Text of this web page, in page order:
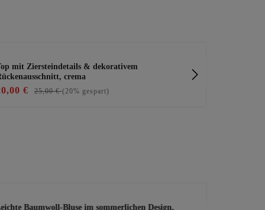
mit Ziersteindetails & dekorativem
crema
€ 25,00 €(20% gespart)
Baumwoll-Bluse im sommerlichen Design,